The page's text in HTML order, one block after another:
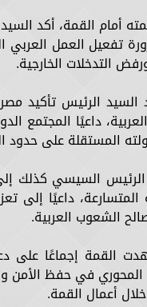
أمام القمة، أكد
تفعيل العمل العربي
التدخلات الخارجية.
السيد الرئيس تأكيد
داعيًا
على حدود الرابع من يونيو 1967
السيسي كذلك إلى
المتسارعة، داعيًا إلى
الشعوب العربية.
القمة إجماعًا على
في حفظ الأمن
أعمال القمة.